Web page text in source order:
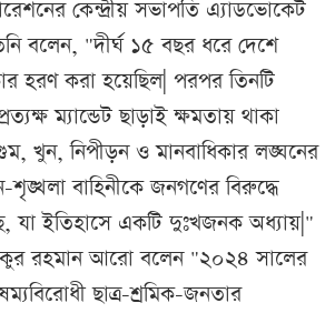
কেন্দ্রীয় সভাপতি এ্যাডভোকেট
বলেন, "দীর্ঘ ১৫ বছর ধরে দেশে
হরণ করা হয়েছিল| পরপর তিনটি
ম্যান্ডেট ছাড়াই ক্ষমতায় থাকা
খুন, নিপীড়ন ও মানবাধিকার লঙ্ঘনের
বাহিনীকে জনগণের বিরুদ্ধে
যা ইতিহাসে একটি দুঃখজনক অধ্যায়|"
রহমান আরো বলেন "২০২৪ সালের
ছাত্র-শ্রমিক-জনতার